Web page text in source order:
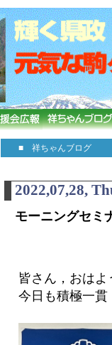
■ 祥ちゃんブログ
2022,07,28,
モーニングセミ
皆さん，おは
今日も積極一貫